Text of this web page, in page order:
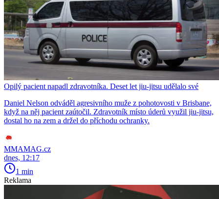
Opilý pacient napadl zdravotníka. Deset let jiu-jitsu udělalo své
Daniel Nelson odváděl agresivního muže z pohotovosti v Brisbane,
když na něj pacient zaútočil. Zdravotník místo úderů využil jiu-jitsu,
dostal ho na zem a držel do příchodu ochranky.
MMAMAG.cz
dnes, 12:17
1 min
Reklama